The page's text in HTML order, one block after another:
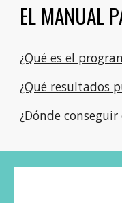
EL MANUAL
¿Qué es el
¿Qué resultados
¿Dónde